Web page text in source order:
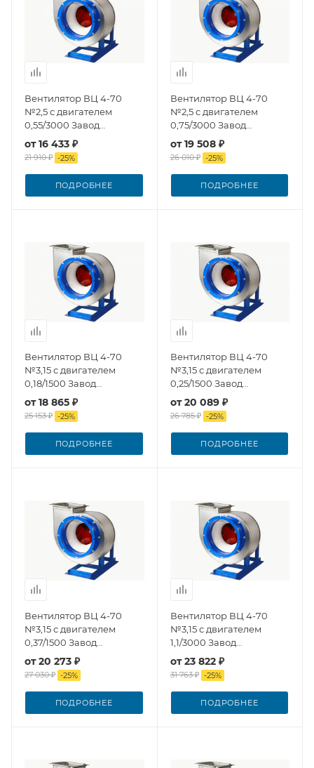
Вентилятор ВЦ 4-70
№2,5 с двигателем
0,55/3000 Завод
Вентилятор
от16 433 ₽
21 910 ₽ -25%
ПОДРОБНЕЕ
Вентилятор ВЦ 4-70
№2,5 с двигателем
0,75/3000 Завод
Вентилятор
от19 508 ₽
26 010 ₽ -25%
ПОДРОБНЕЕ
Вентилятор ВЦ 4-70
№3,15 с двигателем
0,18/1500 Завод
Вентилятор
от18 865 ₽
25 153 ₽ -25%
ПОДРОБНЕЕ
Вентилятор ВЦ 4-70
№3,15 с двигателем
0,25/1500 Завод
Вентилятор
от20 089 ₽
26 785 ₽ -25%
ПОДРОБНЕЕ
Вентилятор ВЦ 4-70
№3,15 с двигателем
0,37/1500 Завод
Вентилятор
от20 273 ₽
27 030 ₽ -25%
ПОДРОБНЕЕ
Вентилятор ВЦ 4-70
№3,15 с двигателем
1,1/3000 Завод
Вентилятор
от23 822 ₽
31 763 ₽ -25%
ПОДРОБНЕЕ